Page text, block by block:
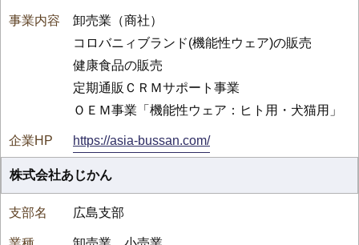
卸売業（商社）
コロバニィブランド(機能性ウェア)の販売
健康食品の販売
定期通販ＣＲＭサポート事業
ＯＥＭ事業「機能性ウェア：ヒト用・犬猫用」
https://asia-bussan.com/
株式会社あじかん
広島支部